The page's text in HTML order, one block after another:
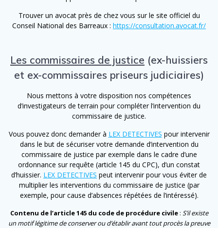
Trouver un avocat près de chez vous sur le site officiel du
Conseil National des Barreaux : https://consultation.avocat.fr/
Les commissaires de justice (ex-huissiers
et ex-commissaires priseurs judiciaires)
Nous mettons à votre disposition nos compétences
d’investigateurs de terrain pour compléter l’intervention du
commissaire de justice.
Vous pouvez donc demander à LEX DETECTIVES pour intervenir
dans le but de sécuriser votre demande d’intervention du
commissaire de justice par exemple dans le cadre d’une
ordonnance sur requête (article 145 du CPC), d’un constat
d’huissier. LEX DETECTIVES peut intervenir pour vous éviter de
multiplier les interventions du commissaire de justice (par
exemple, pour cause d’absences répétées de l’intéressé).
Contenu de l’article 145 du code de procédure civile: S’il existe
un motif légitime de conserver ou d’établir avant tout procès la preuve